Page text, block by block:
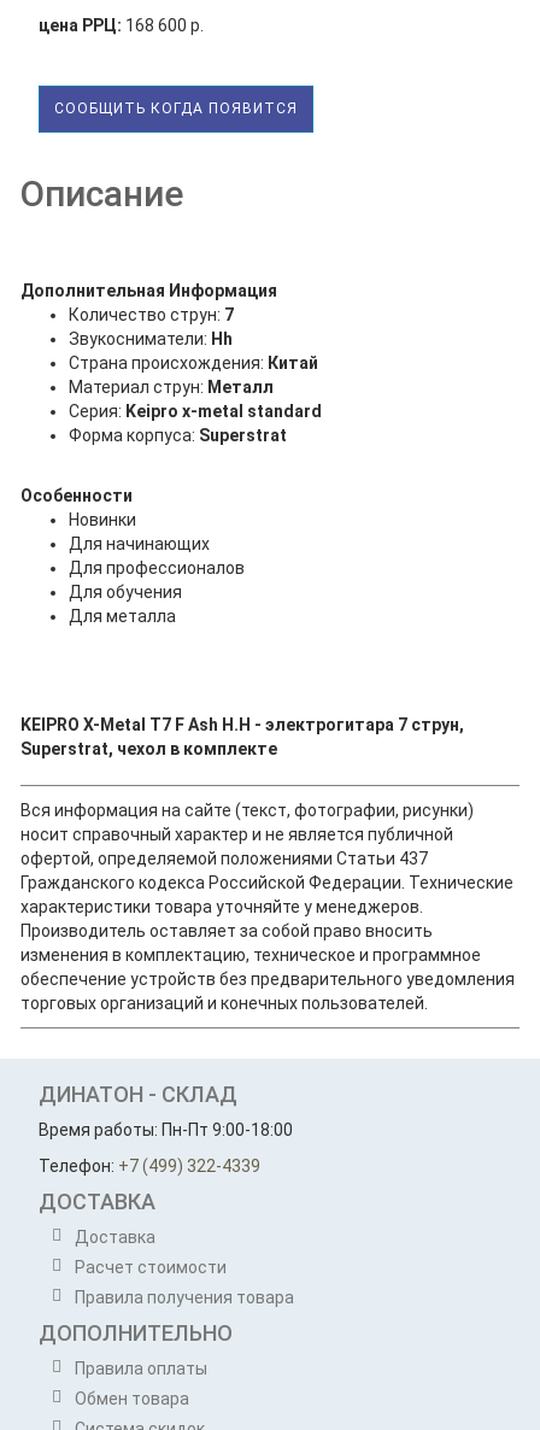
цена РРЦ: 168 600 р.
СООБЩИТЬ КОГДА ПОЯВИТСЯ
Описание
Дополнительная Информация
Количество струн: 7
Звукосниматели: Hh
Страна происхождения: Китай
Материал струн: Металл
Серия: Keipro x-metal standard
Форма корпуса: Superstrat
Особенности
Новинки
Для начинающих
Для профессионалов
Для обучения
Для металла
KEIPRO X-Metal T7 F Ash H.H - электрогитара 7 струн,
Superstrat, чехол в комплекте
Вся информация на сайте (текст, фотографии, рисунки)
носит справочный характер и не является публичной
офертой, определяемой положениями Статьи 437
Гражданского кодекса Российской Федерации. Технические
характеристики товара уточняйте у менеджеров.
Производитель оставляет за собой право вносить
изменения в комплектацию, техническое и программное
обеспечение устройств без предварительного уведомления
торговых организаций и конечных пользователей.
ДИНАТОН - СКЛАД
Время работы: Пн-Пт 9:00-18:00
Телефон: +7 (499) 322-4339
ДОСТАВКА
Доставка
Расчет стоимости
Правила получения товара
ДОПОЛНИТЕЛЬНО
Правила оплаты
Обмен товара